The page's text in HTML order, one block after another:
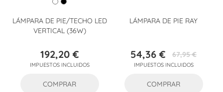
LÁMPARA DE PIE/TECHO LED
VERTICAL (36W)
Precio
192,20 €
IMPUESTOS INCLUIDOS
COMPRAR
LÁMPARA DE PIE RAY
Precio
54,36 €Precio
base
67,95 €
IMPUESTOS INCLUIDOS
COMPRAR